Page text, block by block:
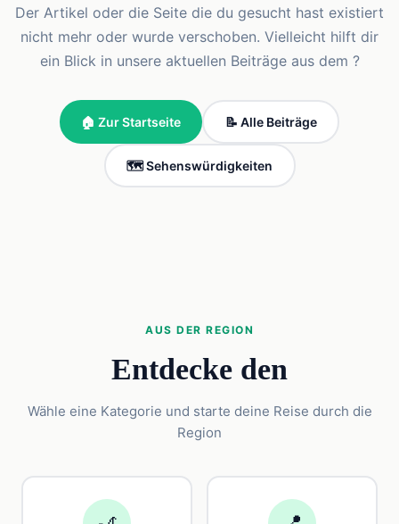
Der Artikel oder die Seite die du gesucht hast existiert
nicht mehr oder wurde verschoben. Vielleicht hilft dir
ein Blick in unsere aktuellen Beiträge aus dem ?
🏠 Zur Startseite 📝 Alle Beiträge
🗺️ Sehenswürdigkeiten
AUS DER REGION
Entdecke den
Wähle eine Kategorie und starte deine Reise durch die
Region